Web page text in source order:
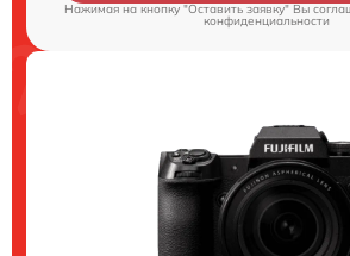
Нажимая на кнопку "Оставить заявку" Вы
конфиденциальности